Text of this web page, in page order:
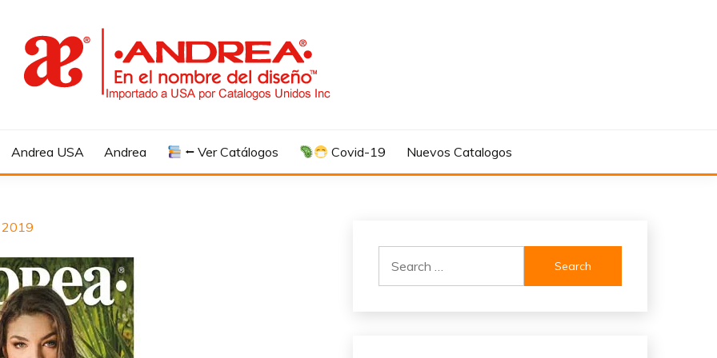
Andrea USA Andrea ⭠ Ver Catálogos Covid-19 Nuevos Catalogos
2019
for: